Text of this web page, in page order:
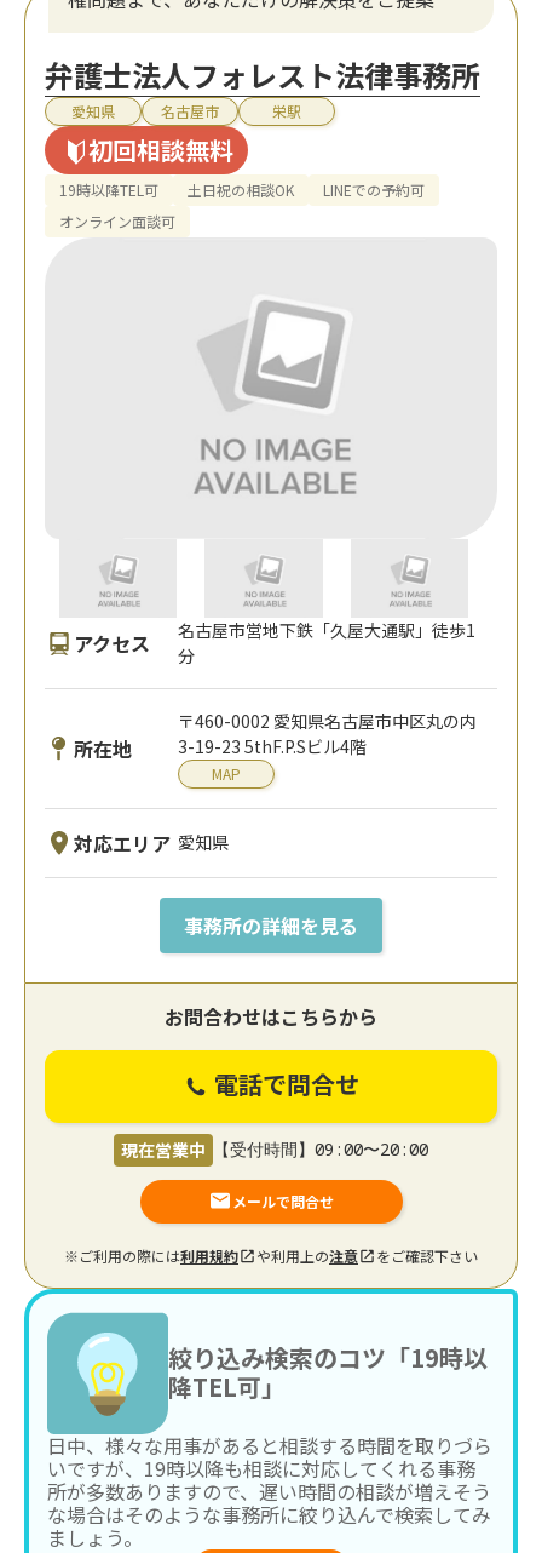
弁護士法人フォレスト法律事務所
愛知県 名古屋市 栄駅
初回相談無料
19時以降TEL可 土日祝の相談OK
LINEでの予約可
オンライン面談可
アクセス
名古屋市営地下鉄「久屋大通駅」徒歩1
分
所在地
〒460-0002 愛知県名古屋市中区丸の内
3-19-23 5thF.P.Sビル4階
MAP
対応エリア 愛知県
事務所の詳細を見る
お問合わせはこちらから
電話で問合せ
現在営業中 【受付時間】09:00〜20:00
メールで問合せ
※ご利用の際には利用規約 や利用上の注意 をご確認下さい
絞り込み検索のコツ「19時以
降TEL可」
日中、様々な用事があると相談する時間を取りづら
いですが、19時以降も相談に対応してくれる事務
所が多数ありますので、遅い時間の相談が増えそう
な場合はそのような事務所に絞り込んで検索してみ
ましょう。